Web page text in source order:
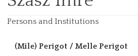
Persons and Institutions
(Mile) Perigot / Melle Perigot